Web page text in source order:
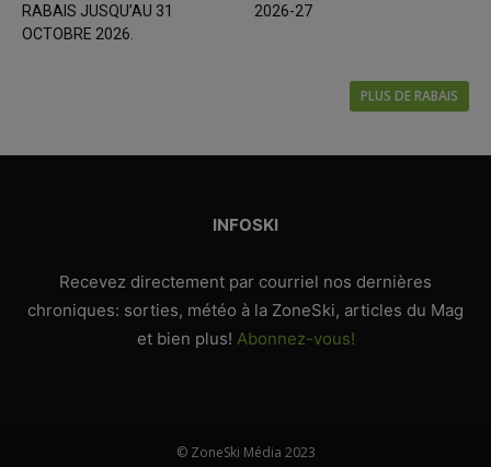
RABAIS JUSQU’AU 31
OCTOBRE 2026.
2026-27
PLUS DE RABAIS
INFOSKI
Recevez directement par courriel nos dernières
chroniques: sorties, météo à la ZoneSki, articles du Mag
et bien plus! Abonnez-vous!
© ZoneSki Média 2023